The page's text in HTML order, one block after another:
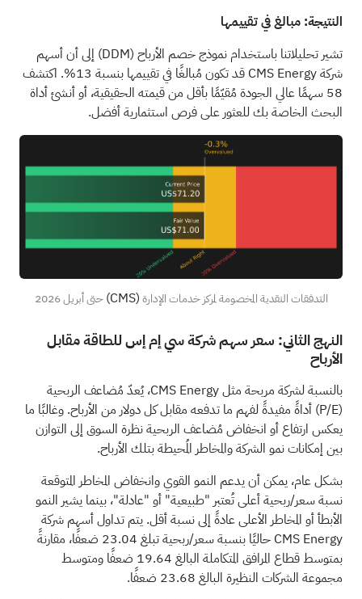
النتيجة: مبالغ في تقييمها
تشير تحليلاتنا باستخدام نموذج خصم الأرباح (DDM) إلى أن أسهم
شركة CMS Energy قد تكون مُبالغًا في تقييمها بنسبة 13%.
اكتشف
58 سهمًا عالي الجودة مُقيّمًا بأقل من قيمته الحقيقية،
أوأنشئ أداة
البحث الخاصة بكللعثور على فرص استثمارية أفضل.
التدفقات النقدية المخصومة لمركز خدمات الإدارة(CMS)حتى أبريل 2026
النهج الثاني: سعر سهم شركة سي إم إس للطاقة مقابل
الأرباح
بالنسبة لشركة مربحة مثل CMS Energy، يُعدّ مُضاعف الربحية
(P/E) أداةً مفيدةً لفهم ما تدفعه مقابل كل دولار من الأرباح. وغالبًا ما
يعكس ارتفاع أو انخفاض مُضاعف الربحية نظرة السوق إلى التوازن
بين إمكانات نمو الشركة والمخاطر المُحيطة بتلك الأرباح.
بشكل عام، يمكن أن يدعم النمو القوي وانخفاض المخاطر المتوقعة
نسبة سعر/ربحية أعلى تُعتبر "طبيعية" أو "عادلة"، بينما يشير النمو
الأبطأ أو المخاطر الأعلى عادةً إلى نسبة أقل. يتم تداول أسهم شركة
CMS Energy حاليًا بنسبة سعر/ربحية تبلغ 23.04 ضعفًا، مقارنةً
بمتوسط قطاع المرافق المتكاملة البالغ 19.64 ضعفًا ومتوسط
مجموعة الشركات النظيرة البالغ 23.68 ضعفًا.